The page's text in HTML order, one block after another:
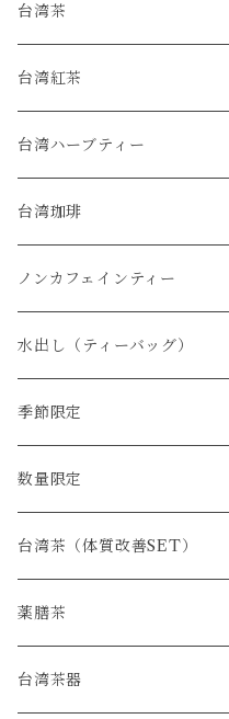
台湾茶
烏龍茶
緑茶
普洱茶
白茶
台湾紅茶
台湾ハーブティー
台湾珈琲
ノンカフェインティー
水出し（ティーバッグ）
季節限定
数量限定
台湾茶（体質改善SET）
薬膳茶
台湾茶器